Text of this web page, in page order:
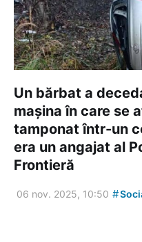
Un bărbat a
mașina în care se
tamponat într-un
era un angajat al
Frontieră
06 nov. 2025, 10:50 #